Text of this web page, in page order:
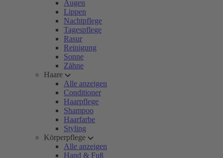
Augen
Lippen
Nachtpflege
Tagespflege
Rasur
Reinigung
Sonne
Zähne
Haare
Alle anzeigen
Conditioner
Haarpflege
Shampoo
Haarfarbe
Styling
Körperpflege
Alle anzeigen
Hand & Fuß